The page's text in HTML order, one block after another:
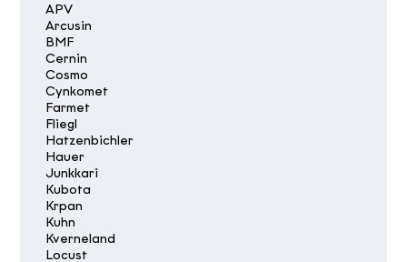
APV
Arcusin
BMF
Cernin
Cosmo
Cynkomet
Farmet
Fliegl
Hatzenbichler
Hauer
Junkkari
Kubota
Krpan
Kuhn
Kverneland
Locust